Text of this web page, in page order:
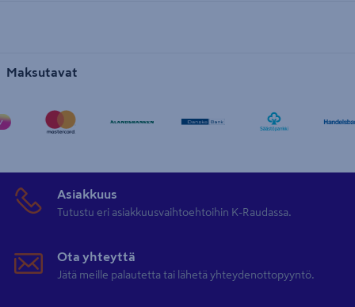
Maksutavat
Asiakkuus
Tutustu eri asiakkuusvaihtoehtoihin K-Raudassa.
Ota yhteyttä
Jätä meille palautetta tai lähetä yhteydenottopyyntö.